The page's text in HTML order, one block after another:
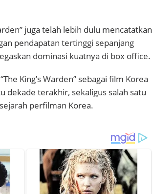
juga telah lebih dulu mencatatkan
pendapatan tertinggi sepanjang
dominasi kuatnya di box office.
King’s Warden” sebagai film Korea
dekade terakhir, sekaligus salah satu
perfilman Korea.